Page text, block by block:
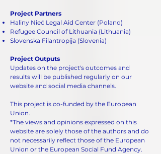
​​Project Partners
Haliny Nieć Legal Aid Center (Poland)
Refugee Council of Lithuania (Lithuania)
Slovenska Filantropija (Slovenia)
Project Outputs
Updates on the project's outcomes and
results will be published regularly on our
website and social media channels.
This project is co-funded by the European
Union.
*The views and opinions expressed on this
website are solely those of the authors and do
not necessarily reflect those of the European
Union or the European Social Fund Agency.